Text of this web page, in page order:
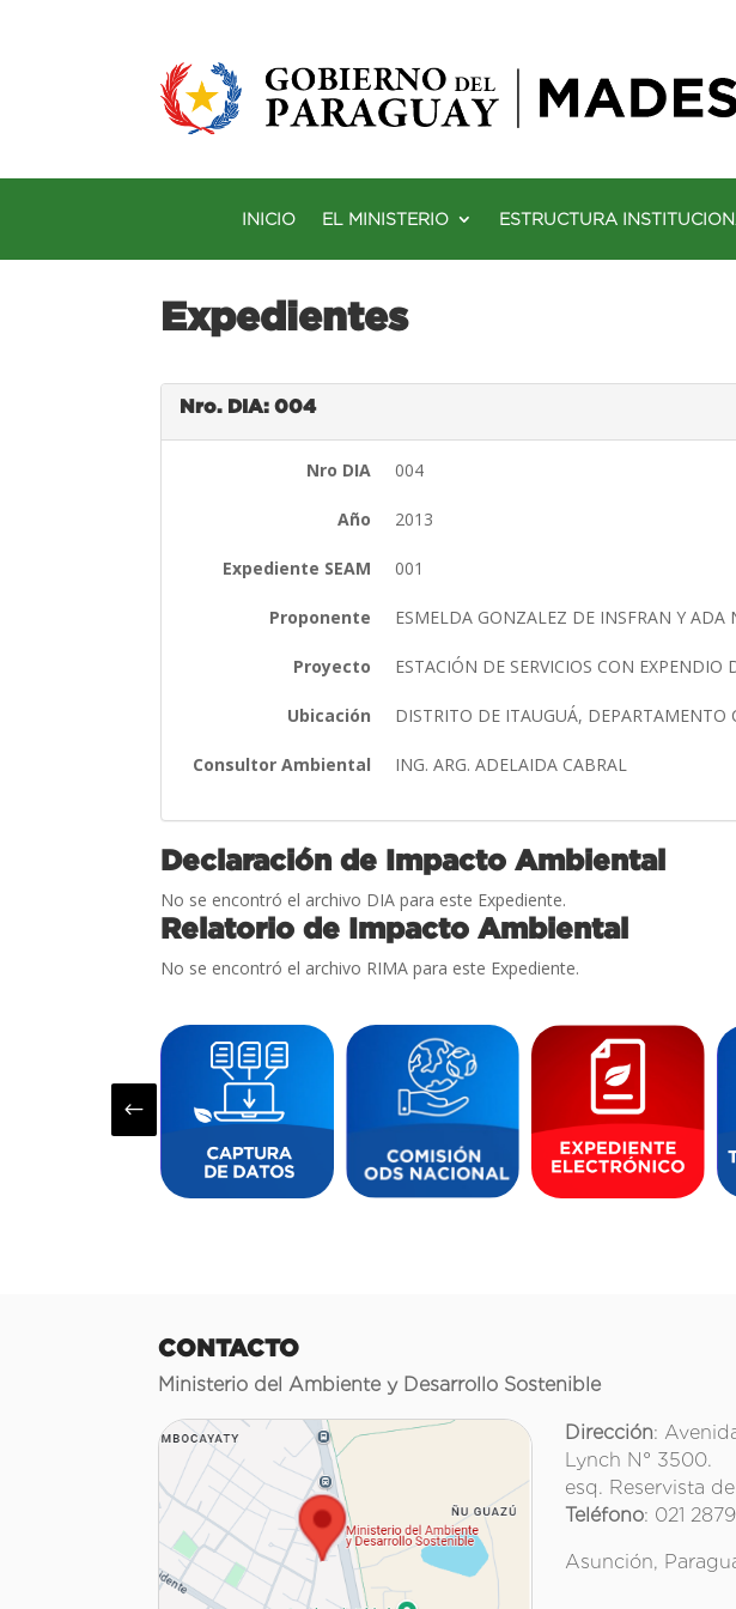
INICIO EL MINISTERIO ESTRUCTURA
Expedientes
Nro. DIA: 004
Nro DIA 004
Año 2013
Expediente SEAM 001
Proponente ESMELDA GONZALEZ DE INSFRAN Y ADA
Proyecto ESTACIÓN DE SERVICIOS CON EXPENDIO
Ubicación DISTRITO DE ITAUGUÁ, DEPARTAMENTO
Consultor Ambiental ING. ARG. ADELAIDA CABRAL
Declaración de Impacto Ambiental
No se encontró el archivo DIA para este Expediente.
Relatorio de Impacto Ambiental
No se encontró el archivo RIMA para este Expediente.
#
CONTACTO
Ministerio del Ambiente y Desarrollo Sostenible
Dirección:
Lynch N° 3500.
esq. Reservista
Teléfono: 021
Asunción,